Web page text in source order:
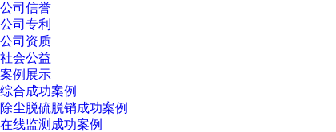
公司信誉
公司专利
公司资质
社会公益
案例展示
综合成功案例
除尘脱硫脱销成功案例
在线监测成功案例